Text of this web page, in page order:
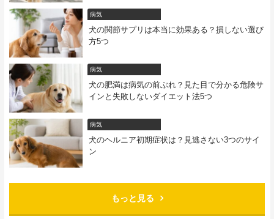
病気
犬の関節サプリは本当に効果ある？損しない選び
方5つ
病気
犬の肥満は病気の前ぶれ？見た目で分かる危険サ
インと失敗しないダイエット法5つ
病気
犬のヘルニア初期症状は？見逃さない3つのサイ
ン
もっと見る